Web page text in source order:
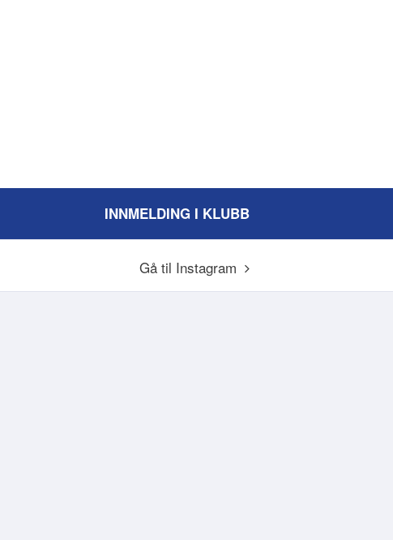
INNMELDING I KLUBB
Gå til Instagram